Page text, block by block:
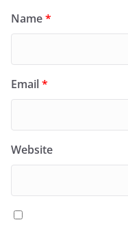
Name*
Email*
Website